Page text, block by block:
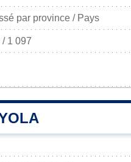
par province / Pays
/ 1 097